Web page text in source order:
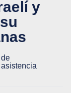
y